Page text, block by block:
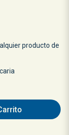
producto de